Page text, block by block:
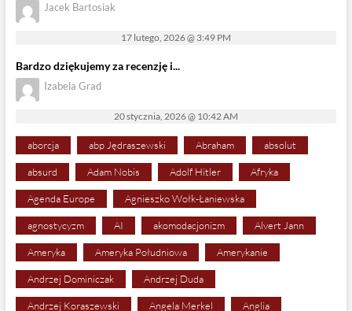
Jacek Bartosiak
17 lutego, 2026 @ 3:49 PM
Bardzo dziękujemy za recenzję i...
Izabela Grad
20 stycznia, 2026 @ 10:42 AM
aborcja abp Jędraszewski Abraham absolut
absurd Adam Nobis Adolf Hitler Afryka
Agenda Europe Agnieszko Wołk-Łaniewska
agnostycyzm AI akomodacjonizm Alvert Jann
Ameryka Ameryka Południowa Amerykanie
Andrzej Dominiczak Andrzej Duda
Andrzej Koraszewski Angela Merkel Anglia